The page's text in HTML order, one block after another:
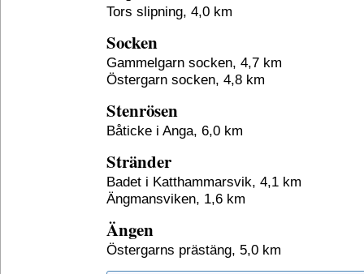
Tors slipning, 4,0 km
Socken
Gammelgarn socken, 4,7 km
Östergarn socken, 4,8 km
Stenrösen
Båticke i Anga, 6,0 km
Stränder
Badet i Katthammarsvik, 4,1 km
Ängmansviken, 1,6 km
Ängen
Östergarns prästäng, 5,0 km